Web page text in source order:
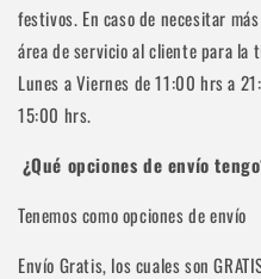
festivos. En caso de necesitar
área de servicio al cliente para la
Lunes a Viernes de 11:00 hrs a
15:00 hrs.
¿Qué opciones de envío
Tenemos como opciones de envío
Envío Gratis, los cuales son